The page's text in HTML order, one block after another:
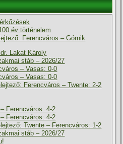
év történelem
Ferencváros – Górnik
Lakat Károly
stáb – 2026/27
– Vasas: 0-0
– Vasas: 0-0
Ferencváros – Twente: 2-2
Ferencváros: 4-2
Ferencváros: 4-2
Twente – Ferencváros: 1-2
stáb – 2026/27